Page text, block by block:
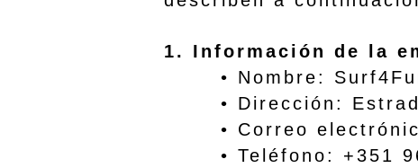
1. Información de la
• Nombre:
• Dirección: Estrada
• Correo
• Teléfono: +351